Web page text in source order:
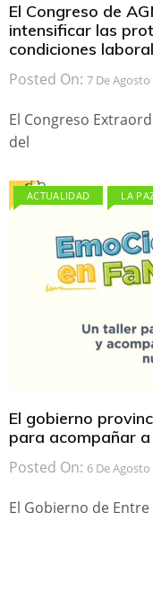
El Congreso de
intensificar las
condiciones
Posted On: 7 De Agosto
El Congreso
del
ACTUALIDAD LA
El gobierno
para acompañar
Posted On: 6 De Agosto
El Gobierno de